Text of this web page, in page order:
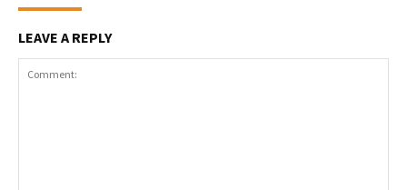
LEAVE A REPLY